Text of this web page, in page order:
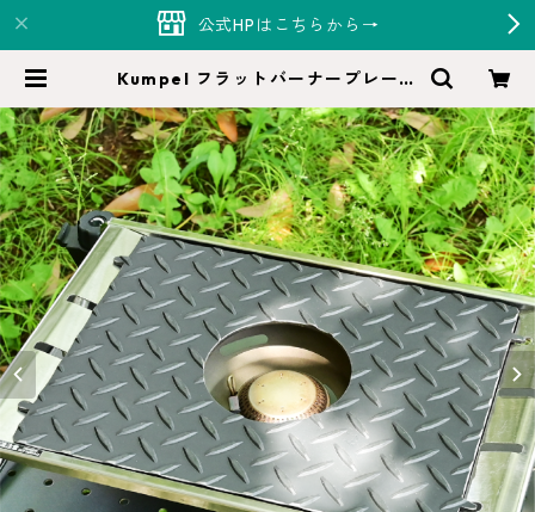
公式HPはこちらから→
Kumpel フラットバーナープレート